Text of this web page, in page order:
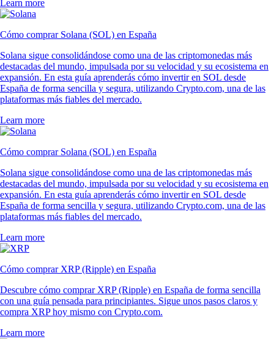
Learn more
Cómo comprar Solana (SOL) en España
Solana sigue consolidándose como una de las criptomonedas más
destacadas del mundo, impulsada por su velocidad y su ecosistema en
expansión. En esta guía aprenderás cómo invertir en SOL desde
España de forma sencilla y segura, utilizando Crypto.com, una de las
plataformas más fiables del mercado.
Learn more
Cómo comprar Solana (SOL) en España
Solana sigue consolidándose como una de las criptomonedas más
destacadas del mundo, impulsada por su velocidad y su ecosistema en
expansión. En esta guía aprenderás cómo invertir en SOL desde
España de forma sencilla y segura, utilizando Crypto.com, una de las
plataformas más fiables del mercado.
Learn more
Cómo comprar XRP (Ripple) en España
Descubre cómo comprar XRP (Ripple) en España de forma sencilla
con una guía pensada para principiantes. Sigue unos pasos claros y
compra XRP hoy mismo con Crypto.com.
Learn more